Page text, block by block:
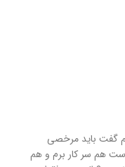
گفت باید مرخصی
هم سر کار برم و هم